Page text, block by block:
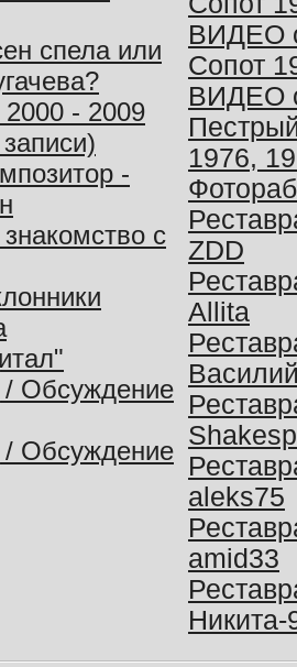
спела или
- 2009
-
с
Обсуждение
Обсуждение
ВИДЕО
Сопот
ВИДЕО
1976,
ZDD
Allita
aleks75
amid33
Никита-